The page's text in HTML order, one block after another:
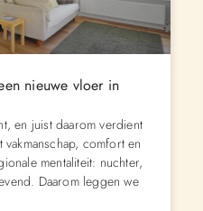
nieuwe vloer in
en juist daarom verdient
comfort en
mentaliteit: nuchter,
Daarom leggen we